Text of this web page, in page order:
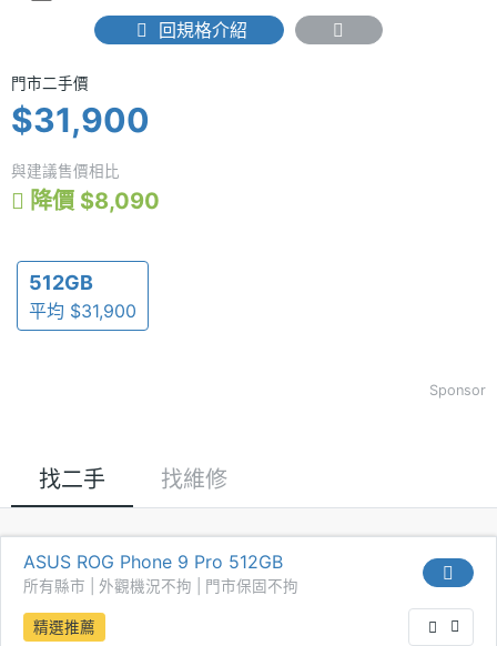
回規格介紹
門市二手價 $31,900
門市二手價
$31,900
與建議售價相比
降價 $8,090
512GB
平均 $31,900
Sponsor
找二手 找維修
ASUS ROG Phone 9 Pro 512GB
所有縣市 | 外觀機況不拘 | 門市保固不拘
精選推薦